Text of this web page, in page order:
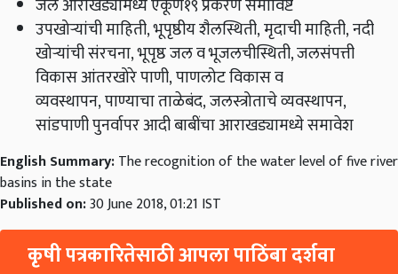
जल आराखड्यामध्ये एकूण१९ प्रकरणे समाविष्ट
उपखोऱ्यांची माहिती, भूपृष्ठीय शैलस्थिती, मृदाची माहिती, नदी
खोऱ्यांची संरचना, भूपृष्ठ जल व भूजलचीस्थिती, जलसंपत्ती
विकास आंतरखोरे पाणी, पाणलोट विकास व
व्यवस्थापन, पाण्याचा ताळेबंद, जलस्त्रोताचे व्यवस्थापन,
सांडपाणी पुनर्वापर आदी बाबींचा आराखड्यामध्ये समावेश
English Summary:The recognition of the water level of five river
basins in the state
Published on:30 June 2018, 01:21 IST
कृषी पत्रकारितेसाठी आपला पाठिंबा दर्शवा